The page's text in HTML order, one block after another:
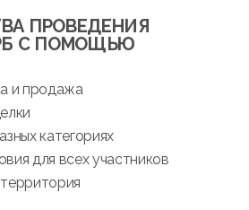
ПРОВЕДЕНИЯ
С ПОМОЩЬЮ
и продажа
категориях
для всех участников